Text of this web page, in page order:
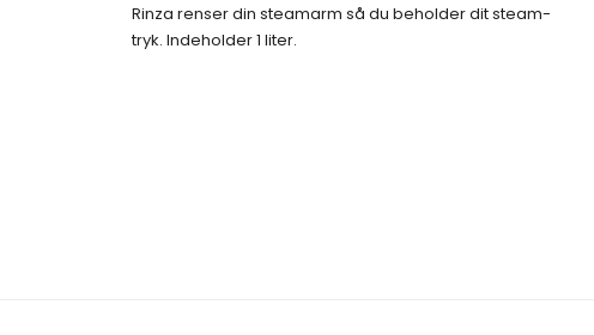
Rinza renser din steamarm så du beholder dit steam-
tryk. Indeholder 1 liter.